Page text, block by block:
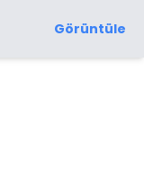
Görüntüle